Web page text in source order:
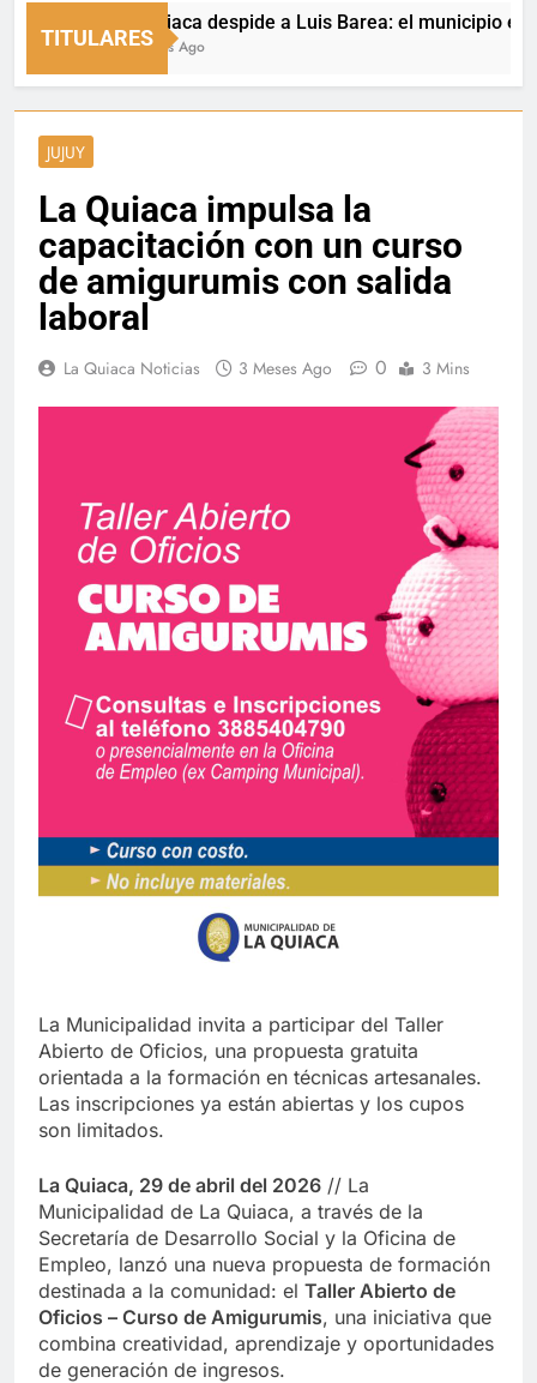
TITULARES
La Quiaca despide a Luis Barea: el municipio
13 Horas Ago
JUJUY
La Quiaca impulsa la
capacitación con un curso
de amigurumis con salida
laboral
La Quiaca Noticias 3 Meses Ago 0 3 Mins
La Municipalidad invita a participar del Taller
Abierto de Oficios, una propuesta gratuita
orientada a la formación en técnicas artesanales.
Las inscripciones ya están abiertas y los cupos
son limitados.
La Quiaca, 29 de abril del 2026 // La
Municipalidad de La Quiaca, a través de la
Secretaría de Desarrollo Social y la Oficina de
Empleo, lanzó una nueva propuesta de formación
destinada a la comunidad: el Taller Abierto de
Oficios – Curso de Amigurumis, una iniciativa que
combina creatividad, aprendizaje y oportunidades
de generación de ingresos.